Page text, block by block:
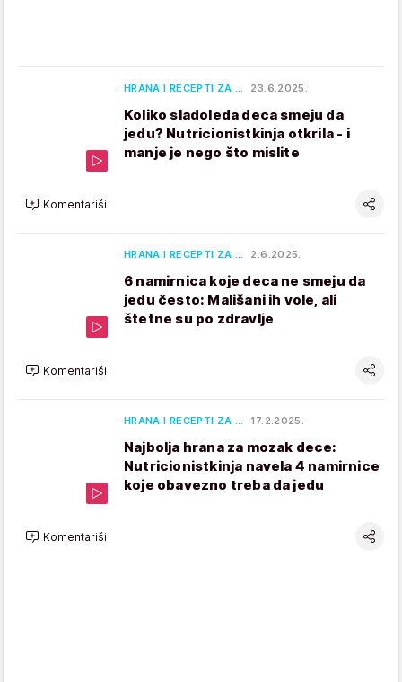
HRANA I RECEPTI ZA … 23.6.2025.
Koliko sladoleda deca smeju da
jedu? Nutricionistkinja otkrila - i
manje je nego što mislite
Komentariši
HRANA I RECEPTI ZA … 2.6.2025.
6 namirnica koje deca ne smeju da
jedu često: Mališani ih vole, ali
štetne su po zdravlje
Komentariši
HRANA I RECEPTI ZA … 17.2.2025.
Najbolja hrana za mozak dece:
Nutricionistkinja navela 4 namirnice
koje obavezno treba da jedu
Komentariši